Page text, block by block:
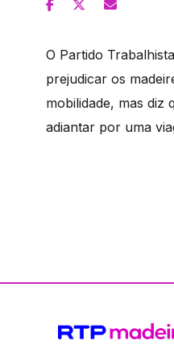
O Partido
prejudicar os
mobilidade, mas
adiantar por uma